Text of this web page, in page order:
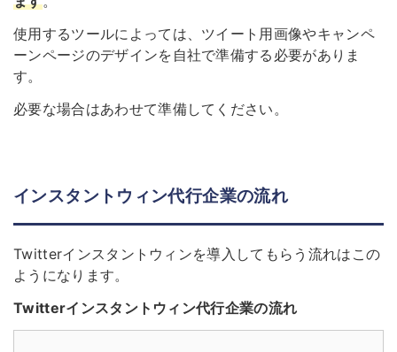
使用するツールによっては、ツイート用画像やキャンペ
ーンページのデザインを自社で準備する必要がありま
す。
必要な場合はあわせて準備してください。
インスタントウィン代行企業の流れ
Twitterインスタントウィンを導入してもらう流れはこの
ようになります。
Twitterインスタントウィン代行企業の流れ